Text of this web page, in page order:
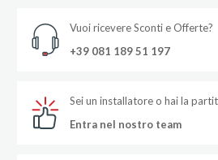
Vuoi ricevere Sconti e Offerte?
+39 081 189 51 197
Sei un installatore o hai la
Entra nel nostro team